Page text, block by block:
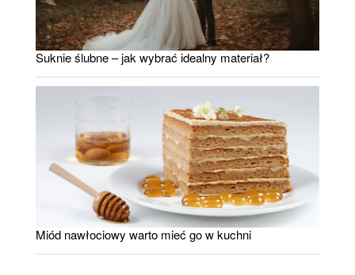
Suknie ślubne – jak wybrać idealny materiał?
Miód nawłociowy warto mieć go w kuchni